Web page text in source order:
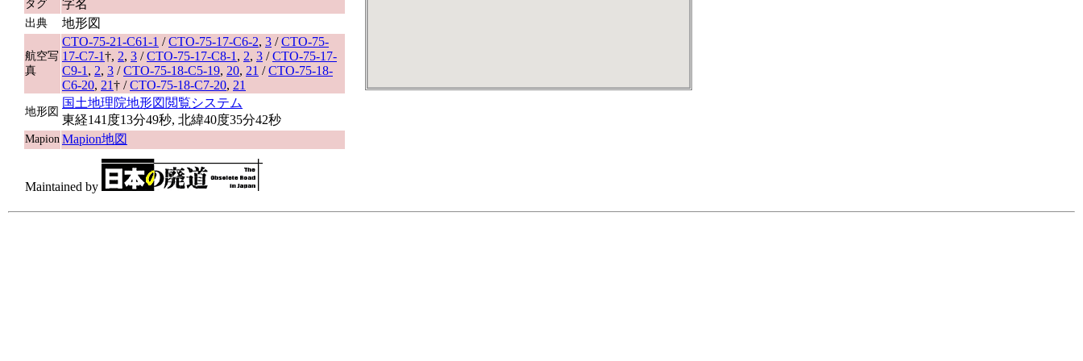
タグ 字名
出典 地形図
航空写
真
CTO-75-21-C61-1 /CTO-75-17-C6-2, 3 /CTO-75-
17-C7-1†, 2, 3 /CTO-75-17-C8-1 , 2, 3 /CTO-75-17-
C9-1 , 2, 3 /CTO-75-18-C5-19, 20, 21 /CTO-75-18-
C6-20, 21† /CTO-75-18-C7-20, 21
地形図
国土地理院地形図閲覧システム
東経141度13分49秒, 北緯40度35分42秒
Mapion Mapion地図
Maintained by